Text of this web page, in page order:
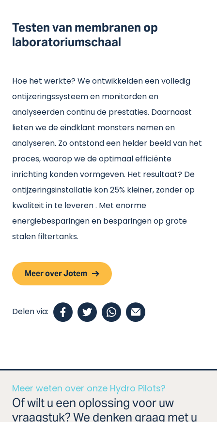
Testen van membranen op
laboratoriumschaal
Hoe het werkte? We ontwikkelden een volledig
ontijzeringssysteem en monitorden en
analyseerden continu de prestaties. Daarnaast
lieten we de eindklant monsters nemen en
analyseren. Zo ontstond een helder beeld van het
proces, waarop we de optimaal efficiënte
inrichting konden vormgeven. Het resultaat? De
ontijzeringsinstallatie kon 25% kleiner, zonder op
kwaliteit in te leveren . Met enorme
energiebesparingen en besparingen op grote
stalen filtertanks.
Meer over Jotem
Delen via:
Meer weten over onze Hydro Pilots?
Of wilt u een oplossing voor uw
vraagstuk? We denken graag met u